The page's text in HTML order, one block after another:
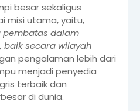
besar sekaligus
misi utama, yaitu,
dalam
secara wilayah
pengalaman lebih dari
menjadi penyedia
terbaik dan
di dunia.